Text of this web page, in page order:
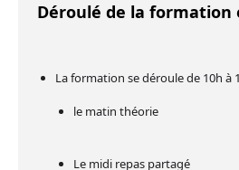
Déroulé de la formation
La formation se déroule de 10h à
le matin théorie
Le midi repas partagé